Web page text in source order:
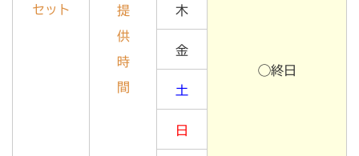
セット
提
供
時
間
◯終日
木
金
土
日